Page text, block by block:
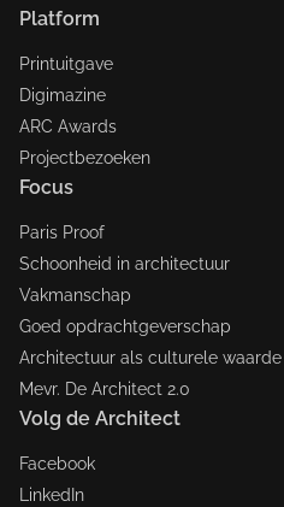
Platform
Printuitgave
Digimazine
ARC Awards
Projectbezoeken
Focus
Paris Proof
Schoonheid in architectuur
Vakmanschap
Goed opdrachtgeverschap
Architectuur als culturele waarde
Mevr. De Architect 2.0
Volg de Architect
Facebook
LinkedIn